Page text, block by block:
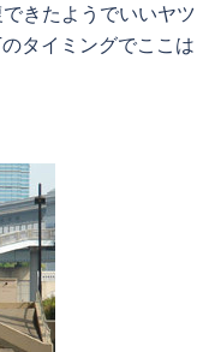
きたようでいいヤツ
タイミングでここは